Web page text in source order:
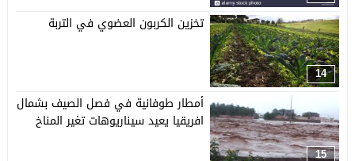
14
تخزين الكربون العضوي في التربة
15
أمطار طوفانية في فصل الصيف بشمال
افريقيا يعيد سيناريوهات تغير المناخ